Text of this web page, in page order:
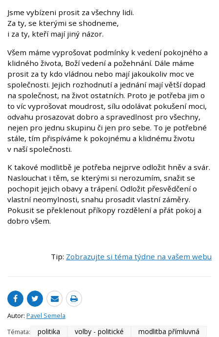
Jsme vybízeni prosit za všechny lidi.
Za ty, se kterými se shodneme,
i za ty, kteří mají jiný názor.
Všem máme vyprošovat podmínky k vedení pokojného a
klidného života, Boží vedení a požehnání. Dále máme
prosit za ty kdo vládnou nebo mají jakoukoliv moc ve
společnosti. Jejich rozhodnutí a jednání mají větší dopad
na společnost, na život ostatních. Proto je potřeba jim o
to víc vyprošovat moudrost, sílu odolávat pokušení moci,
odvahu prosazovat dobro a spravedlnost pro všechny,
nejen pro jednu skupinu či jen pro sebe. To je potřebné
stále, tím přispíváme k pokojnému a klidnému životu
v naší společnosti.
K takové modlitbě je potřeba nejprve odložit hněv a svár.
Naslouchat i těm, se kterými si nerozumím, snažit se
pochopit jejich obavy a trápení. Odložit přesvědčení o
vlastní neomylnosti, snahu prosadit vlastní záměry.
Pokusit se překlenout příkopy rozdělení a přát pokoj a
dobro všem.
Tip: Zobrazujte si téma týdne na vašem webu
Autor: Pavel Semela
Témata:
politika volby - politické
modlitba přímluvná